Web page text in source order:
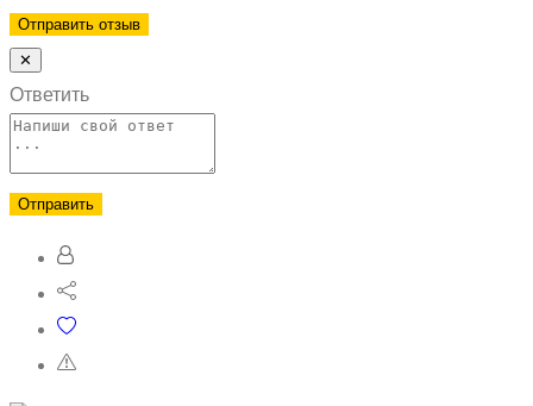
✕
Ответить